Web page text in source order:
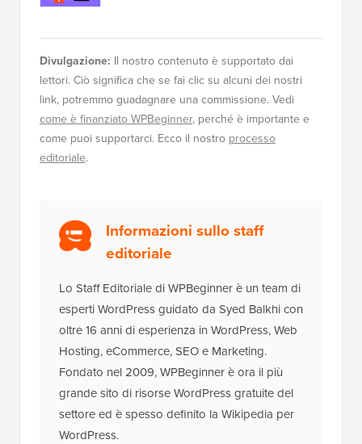
Divulgazione: Il nostro contenuto è supportato dai
lettori. Ciò significa che se fai clic su alcuni dei nostri
link, potremmo guadagnare una commissione. Vedi
come è finanziato WPBeginner, perché è importante e
come puoi supportarci. Ecco il nostro processo
editoriale.
Informazioni sullo staff
editoriale
Lo Staff Editoriale di WPBeginner è un team di
esperti WordPress guidato da Syed Balkhi con
oltre 16 anni di esperienza in WordPress, Web
Hosting, eCommerce, SEO e Marketing.
Fondato nel 2009, WPBeginner è ora il più
grande sito di risorse WordPress gratuite del
settore ed è spesso definito la Wikipedia per
WordPress.